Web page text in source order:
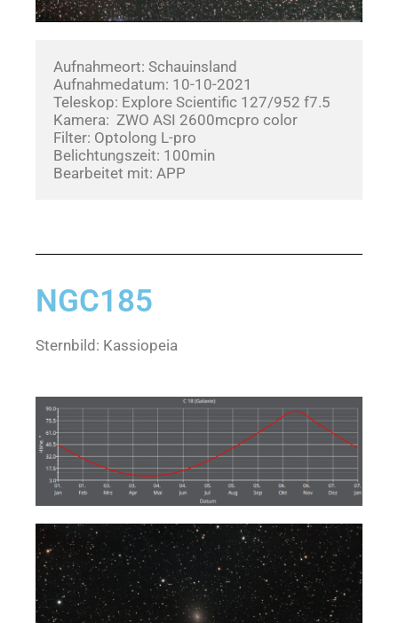
Aufnahmeort: Schauinsland
Aufnahmedatum: 10-10-2021
Teleskop: Explore Scientific 127/952 f7.5
Kamera:  ZWO ASI 2600mcpro color
Filter: Optolong L-pro
Belichtungszeit: 100min
Bearbeitet mit: APP
NGC185
Sternbild: Kassiopeia